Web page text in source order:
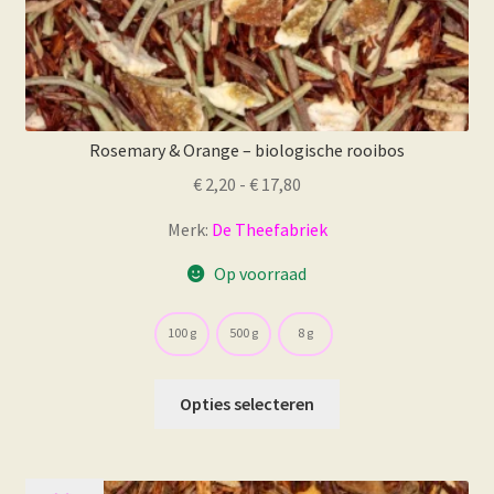
Rosemary & Orange – biologische rooibos
€ 2,20 - € 17,80
tot
€ 17,80
Merk: De Theefabriek
Op voorraad
100 g 500 g 8 g
Opties selecteren